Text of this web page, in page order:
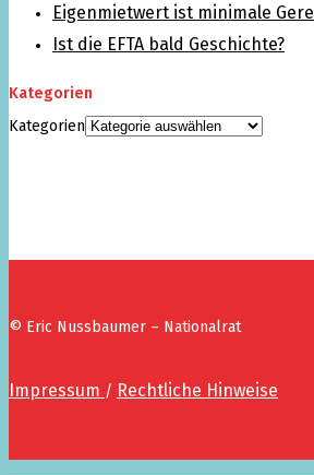
Eigenmietwert ist minimale
Ist die EFTA bald Geschichte?
Kategorien
Kategorien
© Eric Nussbaumer – Nationalrat
Impressum / Rechtliche Hinweise